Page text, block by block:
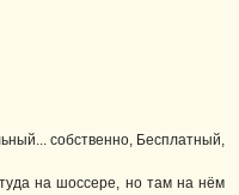
собственно, Бесплатный,
на шоссере, но там на нём